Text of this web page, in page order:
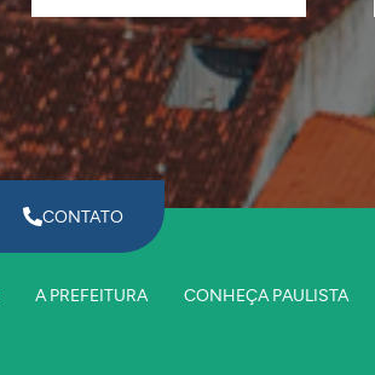
CONTATO
A PREFEITURA CONHEÇA PAULISTA